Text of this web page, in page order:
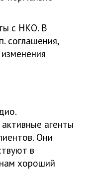
с НКО. В
соглашения,
агенты
Они
в
хороший